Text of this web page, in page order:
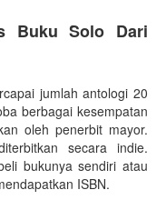
Buku Solo Dari
jumlah antologi 20
berbagai kesempatan
oleh penerbit mayor.
secara indie.
bukunya sendiri atau
ISBN.